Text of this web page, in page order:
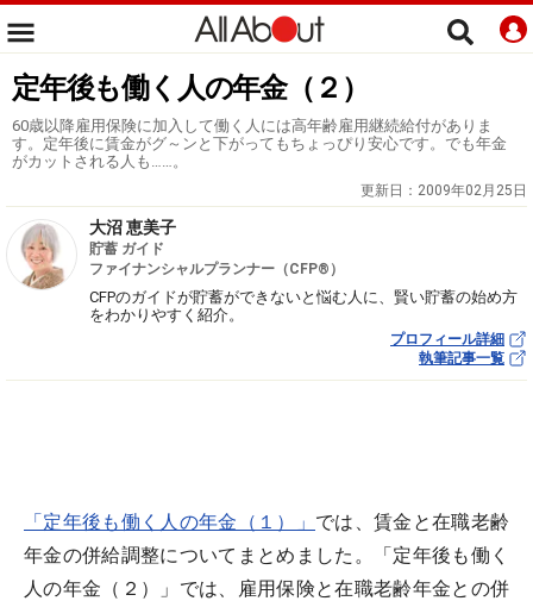
定年後も働く人の年金（２）
60歳以降雇用保険に加入して働く人には高年齢雇用継続給付がありま
す。定年後に賃金がグ～ンと下がってもちょっぴり安心です。でも年金
がカットされる人も……。
更新日： 2009年02月25日
大沼 恵美子
貯蓄 ガイド
ファイナンシャルプランナー（CFP®）
CFPのガイドが貯蓄ができないと悩む人に、賢い貯蓄の始め方
をわかりやすく紹介。
プロフィール詳細
執筆記事一覧
「定年後も働く人の年金（１）」 では、賃金と在職老齢
年金の併給調整についてまとめました。「定年後も働く
人の年金（２）」では、雇用保険と在職老齢年金との併